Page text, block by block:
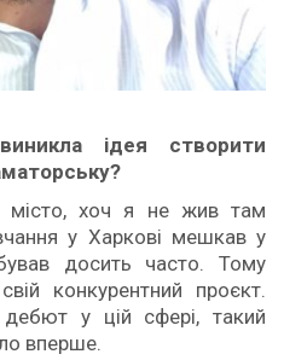
ідея створити
місто, хоч я не жив там
у Харкові мешкав у
досить часто. Тому
конкурентний проєкт.
у цій сфері, такий
вперше.